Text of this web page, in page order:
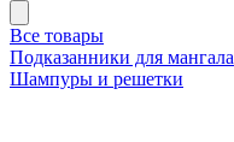
Все товары
Подказанники для мангала
Шампуры и решетки